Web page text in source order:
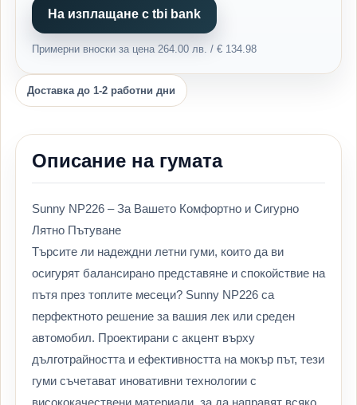
На изплащане с tbi bank
Примерни вноски за цена 264.00 лв. / € 134.98
Доставка до 1-2 работни дни
Описание на гумата
Sunny NP226 – За Вашето Комфортно и Сигурно
Лятно Пътуване
Търсите ли надеждни летни гуми, които да ви
осигурят балансирано представяне и спокойствие на
пътя през топлите месеци? Sunny NP226 са
перфектното решение за вашия лек или среден
автомобил. Проектирани с акцент върху
дълготрайността и ефективността на мокър път, тези
гуми съчетават иновативни технологии с
висококачествени материали, за да направят всяко